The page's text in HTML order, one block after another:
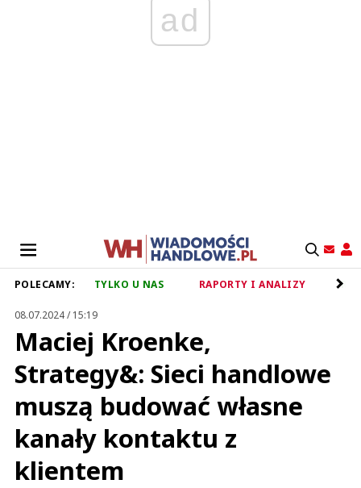
ad
POLECAMY: TYLKO U NAS RAPORTY I ANALIZY
08.07.2024 / 15:19
Maciej Kroenke,
Strategy&: Sieci handlowe
muszą budować własne
kanały kontaktu z
klientem